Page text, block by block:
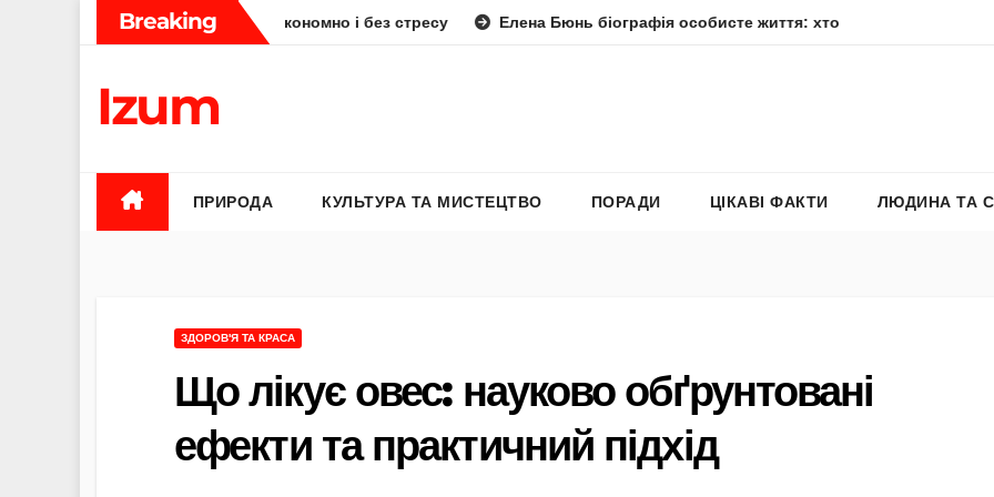
Breaking
планувати смачно, економно і без стресу Елена Бюнь біографія особисте життя: хто вона насправді Елена
Izum
ПРИРОДА КУЛЬТУРА ТА МИСТЕЦТВО ПОРАДИ ЦІКАВІ ФАКТИ ЛЮДИНА ТА
ЗДОРОВ'Я ТА КРАСА
Що лікує овес: науково обґрунтовані
ефекти та практичний підхід